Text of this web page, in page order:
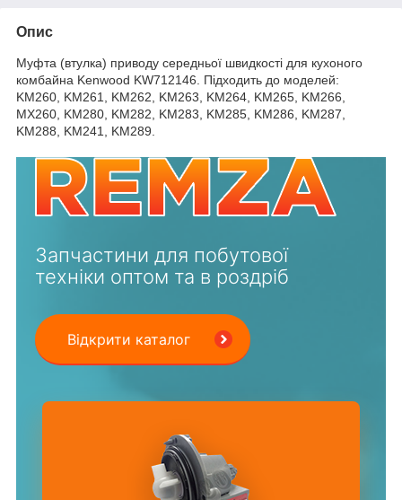
Опис
Муфта (втулка) приводу середньої швидкості для кухоного
комбайна Kenwood KW712146. Підходить до моделей:
KM260, KM261, KM262, KM263, KM264, KM265, KM266,
MX260, KM280, KM282, KM283, KM285, KM286, KM287,
KM288, KM241, KM289.
Запчастини для побутової
техніки оптом та в роздріб
Відкрити каталог